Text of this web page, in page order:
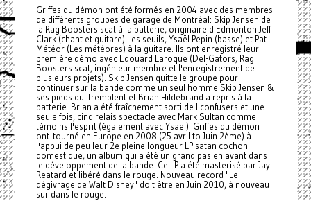
Griffes du démon ont été formés en 2004 avec des membres
de différents groupes de garage de Montréal: Skip Jensen de
la Rag Boosters scat à la batterie, originaire d'Edmonton Jeff
Clark (chant et guitare) Les seuils, Ysaël Pepin (basse) et Pat
Météor (Les météores) à la guitare. Ils ont enregistré leur
première démo avec Edouard Laroque (Del-Gators, Rag
Boosters scat, ingénieur membre et l'enregistrement de
plusieurs projets). Skip Jensen quitte le groupe pour
continuer sur la bande comme un seul homme Skip Jensen &
ses pieds qui tremblent et Brian Hildebrand a repris à la
batterie. Brian a été fraîchement sorti de l'confusers et une
seule fois, cinq relais spectacle avec Mark Sultan comme
témoins l'esprit (également avec Ysaël). Griffes du démon
ont tourné en Europe en 2008 (25 avril to Juin 2ème) à
l'appui de peu leur 2e pleine longueur LP satan cochon
domestique, un album qui a été un grand pas en avant dans
le développement de la bande. Ce LP a été masterisé par Jay
Reatard et libéré dans le rouge. Nouveau record "Le
dégivrage de Walt Disney" doit être en Juin 2010, à nouveau
sur dans le rouge.